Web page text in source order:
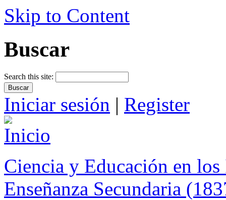
Skip to Content
Buscar
Search this site:
Iniciar sesión | Register
Ciencia y Educación en
Enseñanza Secundaria